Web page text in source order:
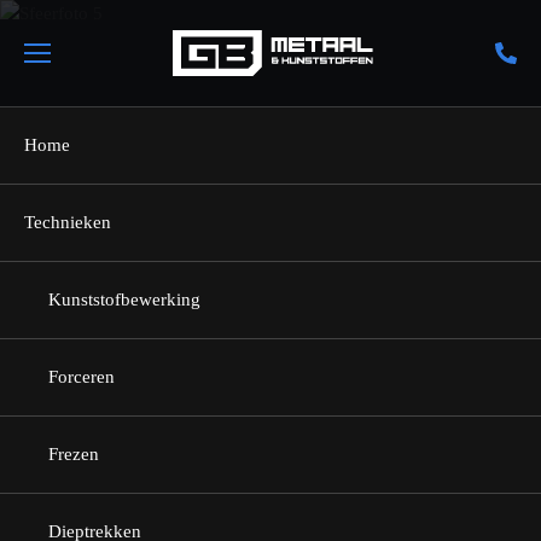
Home
Technieken
Kunststofbewerking
Forceren
Frezen
Dieptrekken
Terug naar home
Machinebouw
Uitgaan van eigen kracht